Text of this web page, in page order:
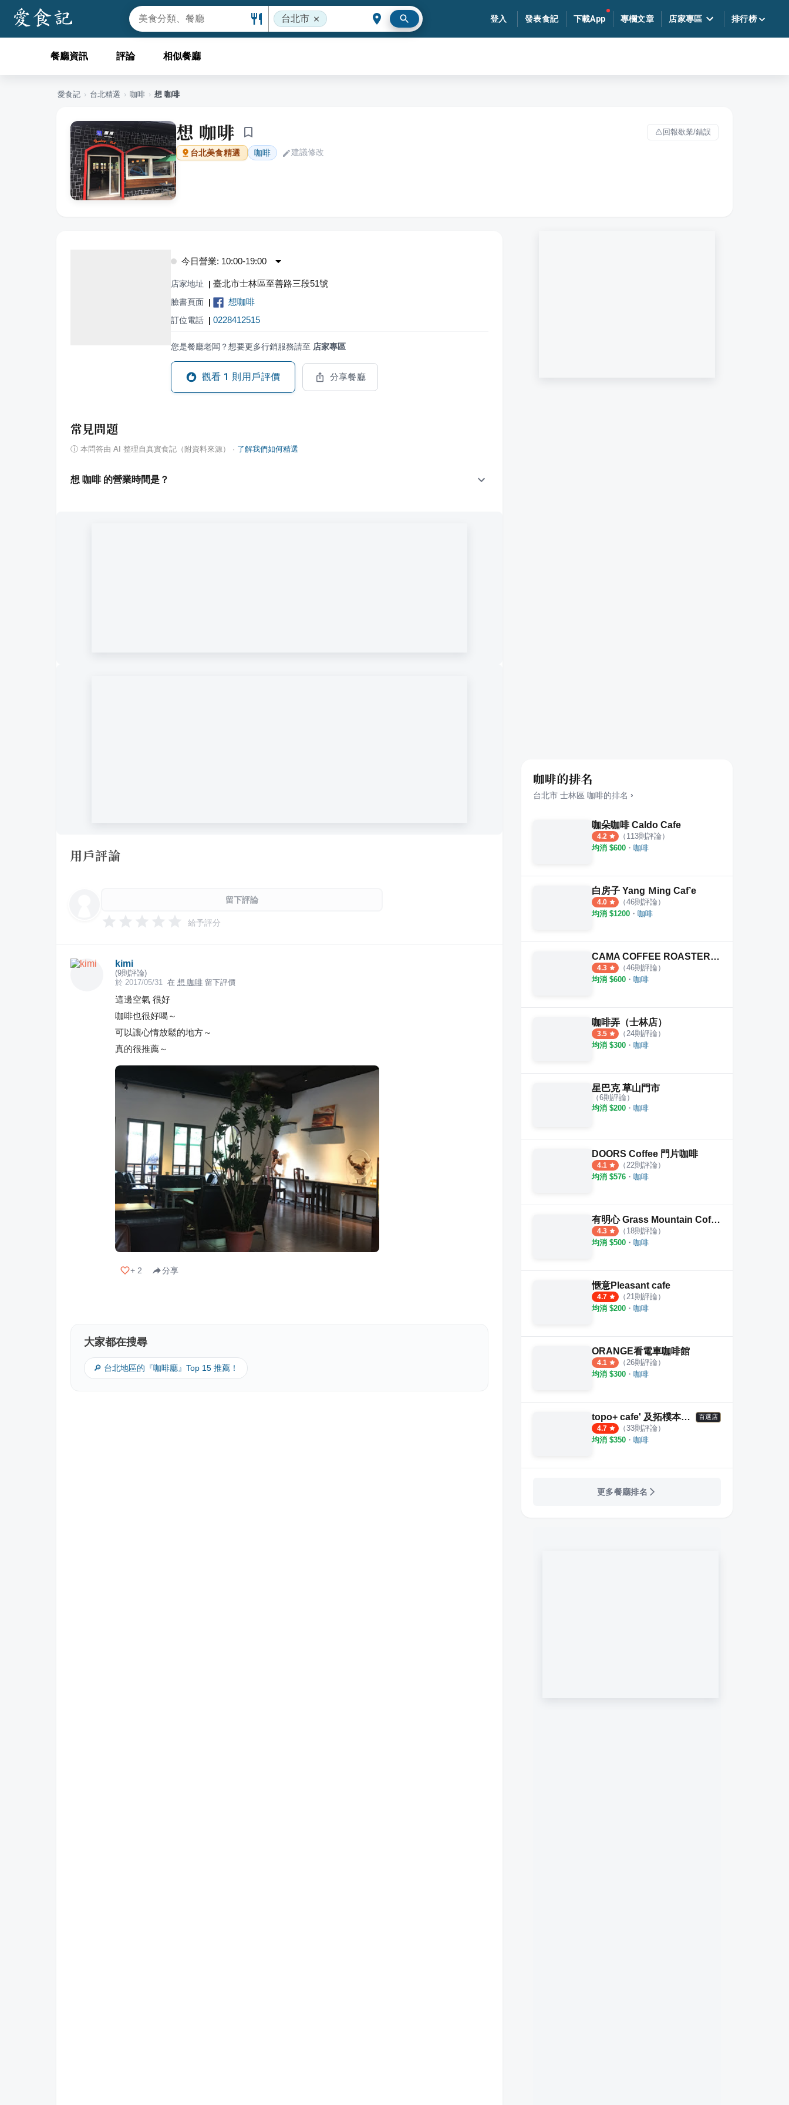
台北市 登入 發表食記 下載App 專欄文章 店家專區 排行榜
餐廳資訊 評論 相似餐廳
愛食記 › 台北精選 › 咖啡 › 想 咖啡
想 咖啡 回報歇業/錯誤
台北美食精選 咖啡 建議修改
今日營業: 10:00-19:00
店家地址 | 臺北市士林區至善路三段51號
臉書頁面 | 想咖啡
訂位電話 | 0228412515
您是餐廳老闆？想要更多行銷服務請至 店家專區
觀看 1 則用戶評價 分享餐廳
常見問題
ⓘ 本問答由 AI 整理自真實食記（附資料來源） · 了解我們如何精選
想 咖啡 的營業時間是？
用戶評論
留下評論
給予評分
kimi
(9則評論)
於 2017/05/31 在 想 咖啡 留下評價
這邊空氣 很好
咖啡也很好喝～
可以讓心情放鬆的地方～
真的很推薦～
+ 2 分享
大家都在搜尋
🔎 台北地區的『咖啡廳』Top 15 推薦！
咖啡的排名
台北市 士林區 咖啡的排名 ›
咖朵咖啡 Caldo Cafe
4.2 （ 113則評論）
均消 $600 ・ 咖啡
白房子 Yang Ｍing Caf’e
4.0 （46則評論）
均消 $1200 ・ 咖啡
CAMA COFFEE ROASTERS 豆留森林
4.3 （46則評論）
均消 $600 ・ 咖啡
咖啡弄（士林店）
3.5 （ 24則評論）
均消 $300 ・ 咖啡
星巴克 草山門市
（6則評論）
均消 $200 ・ 咖啡
DOORS Coffee 門片咖啡
4.1 （ 22則評論）
均消 $576 ・ 咖啡
有明心 Grass Mountain Coffee
4.3 （ 18則評論）
均消 $500 ・ 咖啡
愜意Pleasant cafe
4.7 （ 21 則評論）
均消 $200 ・ 咖啡
ORANGE看電車咖啡館
4.1 （ 26則評論）
均消 $300 ・ 咖啡
topo+ cafe' 及拓樸本然空間設計 百選店
4.7 （33則評論）
均消 $350 ・ 咖啡
更多餐廳排名